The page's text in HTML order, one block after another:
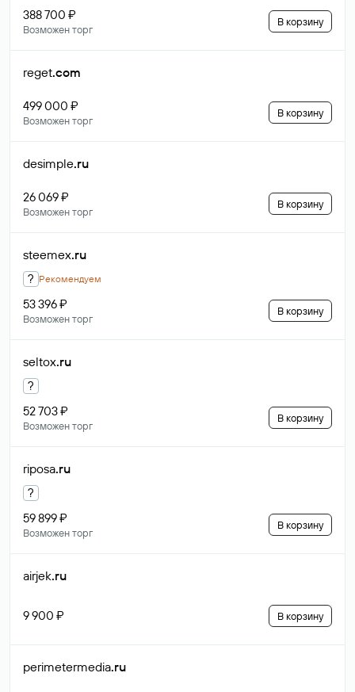
388 700 ₽
Возможен торг
В корзину
reget.com
499 000 ₽
Возможен торг
В корзину
desimple.ru
26 069 ₽
Возможен торг
В корзину
steemex.ru
? Рекомендуем
53 396 ₽
Возможен торг
В корзину
seltox.ru
?
52 703 ₽
Возможен торг
В корзину
riposa.ru
?
59 899 ₽
Возможен торг
В корзину
airjek.ru
9 900 ₽ В корзину
perimetermedia.ru